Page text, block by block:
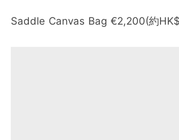
Saddle Canvas Bag €2,200(約